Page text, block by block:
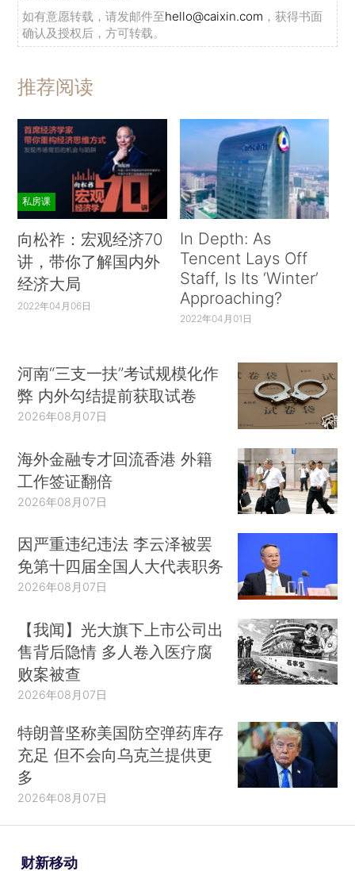
如有意愿转载，请发邮件至hello@caixin.com ，获得书面
确认及授权后，方可转载。
推荐阅读
私房课
向松祚：宏观经济70
讲，带你了解国内外
经济大局
2022年04月06日
In Depth: As
Tencent Lays Off
Staff, Is Its ‘Winter’
Approaching?
2022年04月01日
河南“三支一扶”考试规模化作
弊 内外勾结提前获取试卷
2026年08月07日
海外金融专才回流香港 外籍
工作签证翻倍
2026年08月07日
因严重违纪违法 李云泽被罢
免第十四届全国人大代表职务
2026年08月07日
【我闻】光大旗下上市公司出
售背后隐情 多人卷入医疗腐
败案被查
2026年08月07日
特朗普坚称美国防空弹药库存
充足 但不会向乌克兰提供更
多
2026年08月07日
财新移动